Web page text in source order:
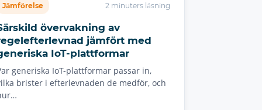
Jämförelse 2 minuters läsning
övervakning av
jämfört med
IoT-plattformar
generiska IoT-plattformar passar in,
brister i efterlevnaden de medför, och